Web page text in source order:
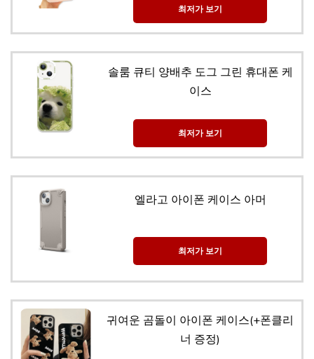
최저가 보기
솔룸 큐티 양배추 도그 그린 휴대폰 케
이스
최저가 보기
엘라고 아이폰 케이스 아머
최저가 보기
귀여운 곰돌이 아이폰 케이스(+폰클리
너 증정)